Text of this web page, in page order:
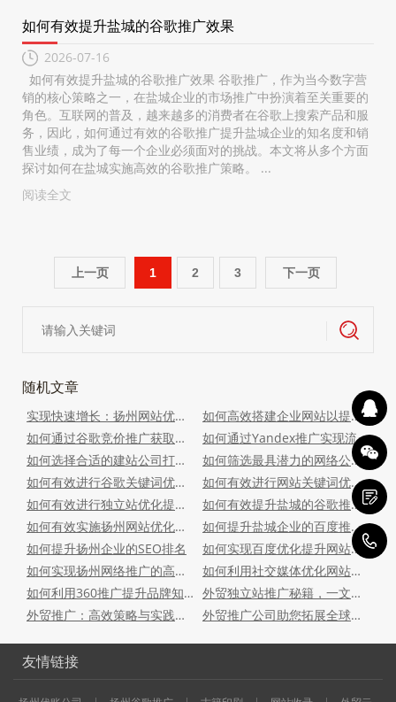
如何有效提升盐城的谷歌推广效果
2026-07-16
如何有效提升盐城的谷歌推广效果 谷歌推广，作为当今数字营
销的核心策略之一，在盐城企业的市场推广中扮演着至关重要的
角色。互联网的普及，越来越多的消费者在谷歌上搜索产品和服
务，因此，如何通过有效的谷歌推广提升盐城企业的知名度和销
售业绩，成为了每一个企业必须面对的挑战。本文将从多个方面
探讨如何在盐城实施高效的谷歌推广策略。 ...
阅读全文
上一页 1 2 3 下一页
随机文章
实现快速增长：扬州网站优化技巧大全
如何高效搭建企业网站以提升品牌形象
如何通过谷歌竞价推广获取更多客户
如何通过Yandex推广实现流量增长
如何选择合适的建站公司打造梦想网站
如何筛选最具潜力的网络公司？
如何有效进行谷歌关键词优化布局
如何有效进行网站关键词优化工作
如何有效进行独立站优化提升竞争力
如何有效提升盐城的谷歌推广效果
如何有效实施扬州网站优化策略
如何提升盐城企业的百度推广效果
如何提升扬州企业的SEO排名
如何实现百度优化提升网站流量
如何实现扬州网络推广的高效转化
如何利用社交媒体优化网站推广
如何利用360推广提升品牌知名度与销售
外贸独立站推广秘籍，一文看懂
外贸推广：高效策略与实践分享
外贸推广公司助您拓展全球市场
友情链接